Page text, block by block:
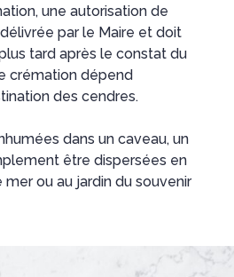
une autorisation de
par le Maire et doit
tard après le constat du
crémation dépend
des cendres.
dans un caveau, un
être dispersées en
ou au jardin du souvenir